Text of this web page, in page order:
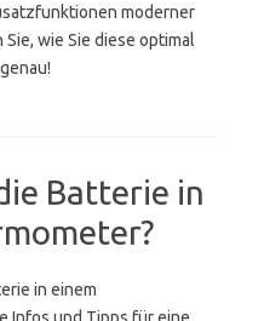
moderner
wie Sie diese optimal
Batterie in
in einem